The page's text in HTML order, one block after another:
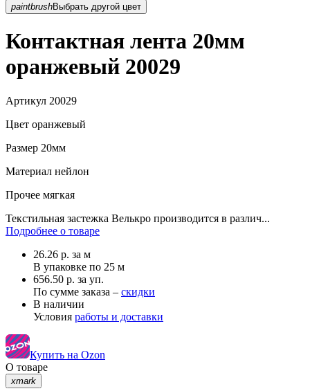
paintbrush Выбрать другой цвет
Контактная лента 20мм
оранжевый 20029
Артикул 20029
Цвет оранжевый
Размер 20мм
Материал нейлон
Прочее мягкая
Текстильная застежка Велькро производится в различ...
Подробнее о товаре
26.26 р. за м
В упаковке по 25 м
656.50 р. за уп.
По сумме заказа – скидки
В наличии
Условия работы и доставки
Купить на Ozon
О товаре
xmark